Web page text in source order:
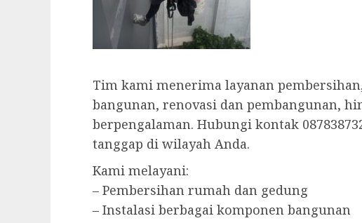
Tim kami menerima layanan
bangunan, renovasi dan pembangunan,
berpengalaman. Hubungi kontak
tanggap di wilayah Anda.
Kami melayani:
– Pembersihan rumah dan gedung
– Instalasi berbagai komponen bangunan